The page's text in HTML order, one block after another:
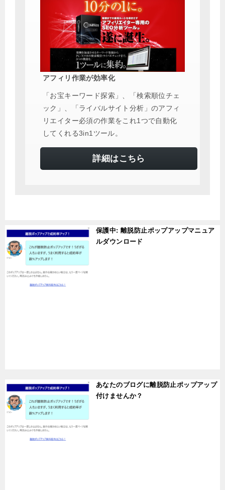
アフィリ作業が効率化
「お宝キーワード探索」、「検索順位チェ
ック」、「ライバルサイト分析」のアフィ
リエイター必須の作業をこれ1つで自動化
してくれる3in1ツール。
詳細はこちら
保護中: 離脱防止ポップアップマニュア
ルダウンロード
あなたのブログに離脱防止ポップアップ
付けませんか？